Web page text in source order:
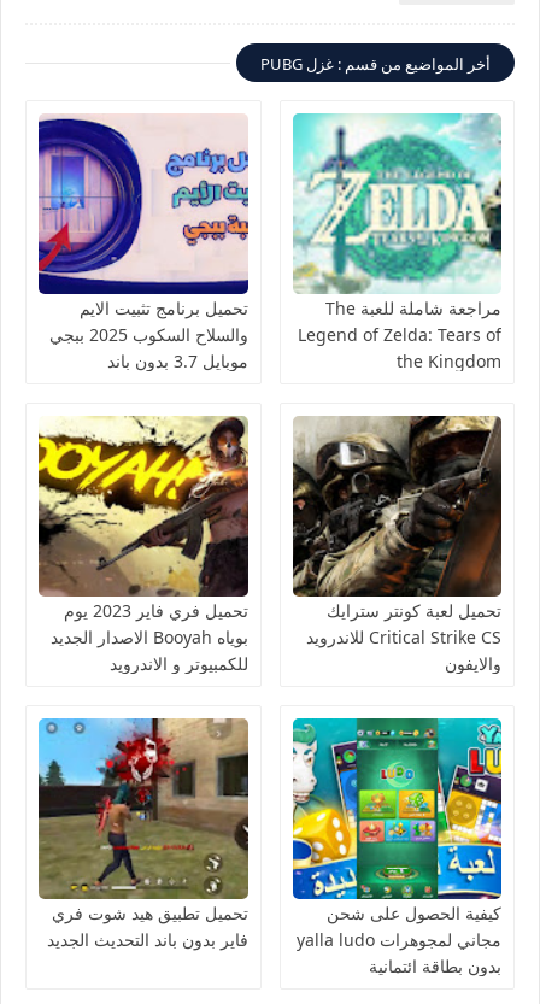
أخر المواضيع من قسم : غزل PUBG
مراجعة شاملة للعبة The
Legend of Zelda: Tears of
the Kingdom
تحميل برنامج تثبيت الايم
والسلاح السكوب 2025 ببجي
موبايل 3.7 بدون باند
تحميل لعبة كونتر سترايك
Critical Strike CS للاندرويد
والايفون
تحميل فري فاير 2023 يوم
بوياه Booyah الاصدار الجديد
للكمبيوتر و الاندرويد
كيفية الحصول على شحن
مجاني لمجوهرات yalla ludo
بدون بطاقة ائتمانية
تحميل تطبيق هيد شوت فري
فاير بدون باند التحديث الجديد